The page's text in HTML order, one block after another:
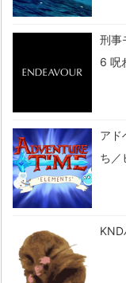
刑事
6 呪
アド
ち／